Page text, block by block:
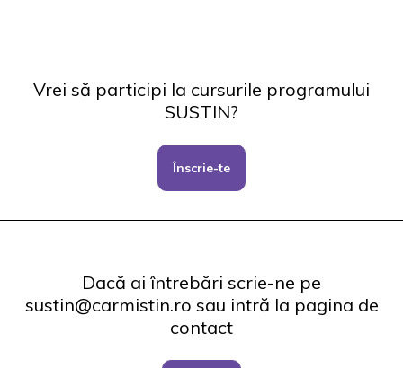
Vrei să participi la cursurile programului
SUSTIN?
Înscrie-te
Dacă ai întrebări scrie-ne pe
sustin@carmistin.ro sau intră la pagina de
contact